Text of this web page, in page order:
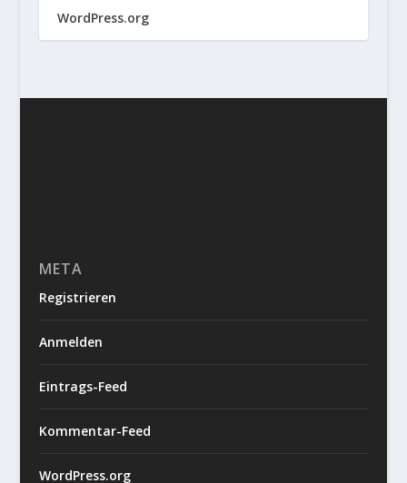
WordPress.org
META
Registrieren
Anmelden
Eintrags-Feed
Kommentar-Feed
WordPress.org